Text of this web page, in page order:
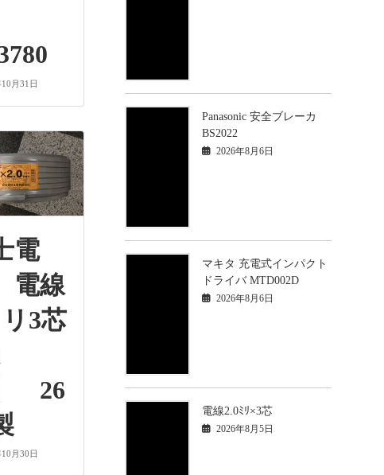
月31日
電
線
3芯
26
月30日
Panasonic 安全ブレーカ
BS2022
2026年8月6日
マキタ 充電式インパクト
ドライバ MTD002D
2026年8月6日
電線2.0ﾐﾘ×3芯
2026年8月5日